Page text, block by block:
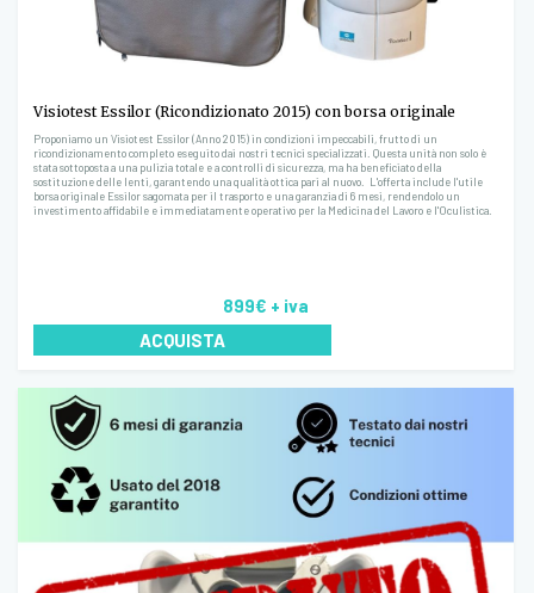
Visiotest Essilor (Ricondizionato 2015) con borsa originale
Proponiamo un Visiotest Essilor (Anno 2015) in condizioni impeccabili, frutto di un
ricondizionamento completo eseguito dai nostri tecnici specializzati. Questa unità non solo è
stata sottoposta a una pulizia totale e a controlli di sicurezza, ma ha beneficiato della
sostituzione delle lenti, garantendo una qualità ottica pari al nuovo. L'offerta include l'utile
borsa originale Essilor sagomata per il trasporto e una garanzia di 6 mesi, rendendolo un
investimento affidabile e immediatamente operativo per la Medicina del Lavoro e l'Oculistica.
899€ + iva
ACQUISTA